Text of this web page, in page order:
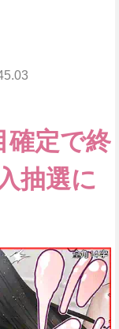
確定で終
抽選に